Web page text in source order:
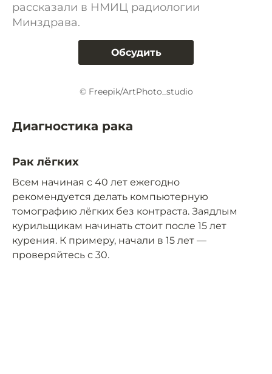
рассказали в НМИЦ радиологии
Минздрава.
Обсудить
© Freepik/ArtPhoto_studio
Диагностика рака
Рак лёгких
Всем начиная с 40 лет ежегодно
рекомендуется делать компьютерную
томографию лёгких без контраста. Заядлым
курильщикам начинать стоит после 15 лет
курения. К примеру, начали в 15 лет —
проверяйтесь с 30.